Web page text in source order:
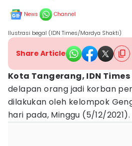
News Channel
Ilustrasi begal (IDN Times/Mardya Shakti)
Share Article
Kota Tangerang, IDN Times
delapan orang jadi korban
dilakukan oleh kelompok
hari pada, Minggu (5/12/2021).